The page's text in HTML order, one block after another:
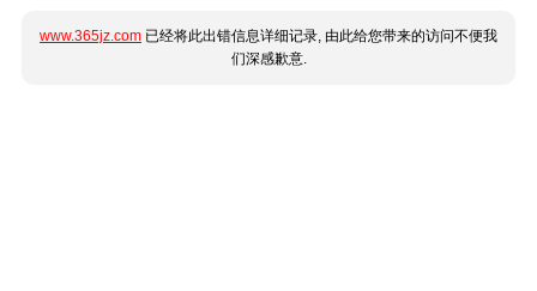
www.365jz.com 已经将此出错信息详细记录, 由此给您带来的访问不便我
们深感歉意.